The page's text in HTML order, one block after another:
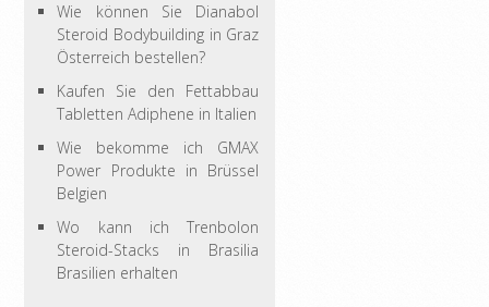
Wie können Sie Dianabol
Steroid Bodybuilding in Graz
Österreich bestellen?
Kaufen Sie den Fettabbau
Tabletten Adiphene in Italien
Wie bekomme ich GMAX
Power Produkte in Brüssel
Belgien
Wo kann ich Trenbolon
Steroid-Stacks in Brasilia
Brasilien erhalten